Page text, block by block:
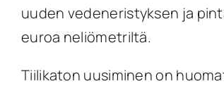
uuden vedeneristyksen ja
euroa neliömetriltä.
Tiilikaton uusiminen on